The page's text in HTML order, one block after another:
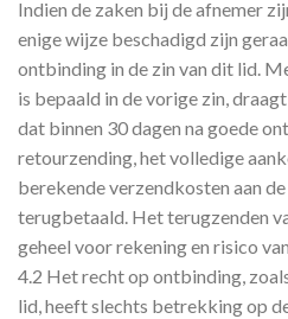
Indien de zaken bij de afnemer
enige wijze beschadigd zijn
ontbinding in de zin van dit lid.
is bepaald in de vorige zin,
dat binnen 30 dagen na goede
retourzending, het volledige
berekende verzendkosten aan
terugbetaald. Het terugzenden
geheel voor rekening en risico
4.2 Het recht op ontbinding,
lid, heeft slechts betrekking op